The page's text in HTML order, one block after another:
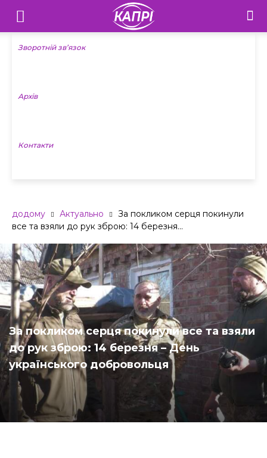
Телебачення
«Капрі»
Новини
Зворотній зв’язок
Архів
Контакти
додому Актуально
За покликом серця покинули
все та взяли до рук зброю: 14 березня...
За покликом серця покинули все та взяли
до рук зброю: 14 березня – День
українського добровольця